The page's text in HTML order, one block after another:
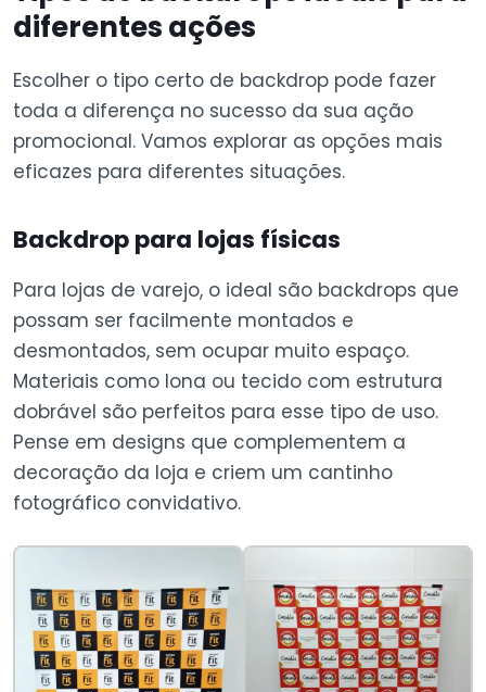
diferentes ações
Escolher o tipo certo de backdrop pode fazer
toda a diferença no sucesso da sua ação
promocional. Vamos explorar as opções mais
eficazes para diferentes situações.
Backdrop para lojas físicas
Para lojas de varejo, o ideal são backdrops que
possam ser facilmente montados e
desmontados, sem ocupar muito espaço.
Materiais como lona ou tecido com estrutura
dobrável são perfeitos para esse tipo de uso.
Pense em designs que complementem a
decoração da loja e criem um cantinho
fotográfico convidativo.